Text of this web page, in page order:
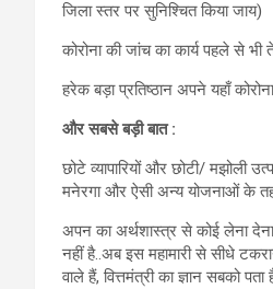
जिला स्तर पर सुनिश्चित किया जाय)
कोरोना की जांच का कार्य पहले से भी
हरेक बड़ा प्रतिष्ठान अपने यहाँ
और सबसे बड़ी बात :
छोटे व्यापारियों और छोटी/ मझोली
मनेरगा और ऐसी अन्य योजनाओं के
अपन का अर्थशास्त्र से कोई लेना
नहीं है..अब इस महामारी से सीधे
वाले हैं, वित्तमंत्री का ज्ञान सबको